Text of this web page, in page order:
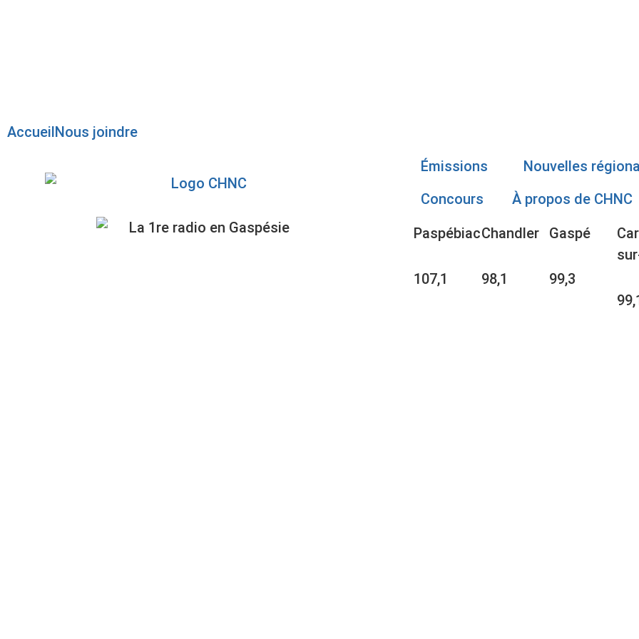
AccueilNous joindre
Émissions
Nouvelles
Concours
À propos de CHNC
Paspébiac
107,1
Chandler
98,1
Gaspé
99,3